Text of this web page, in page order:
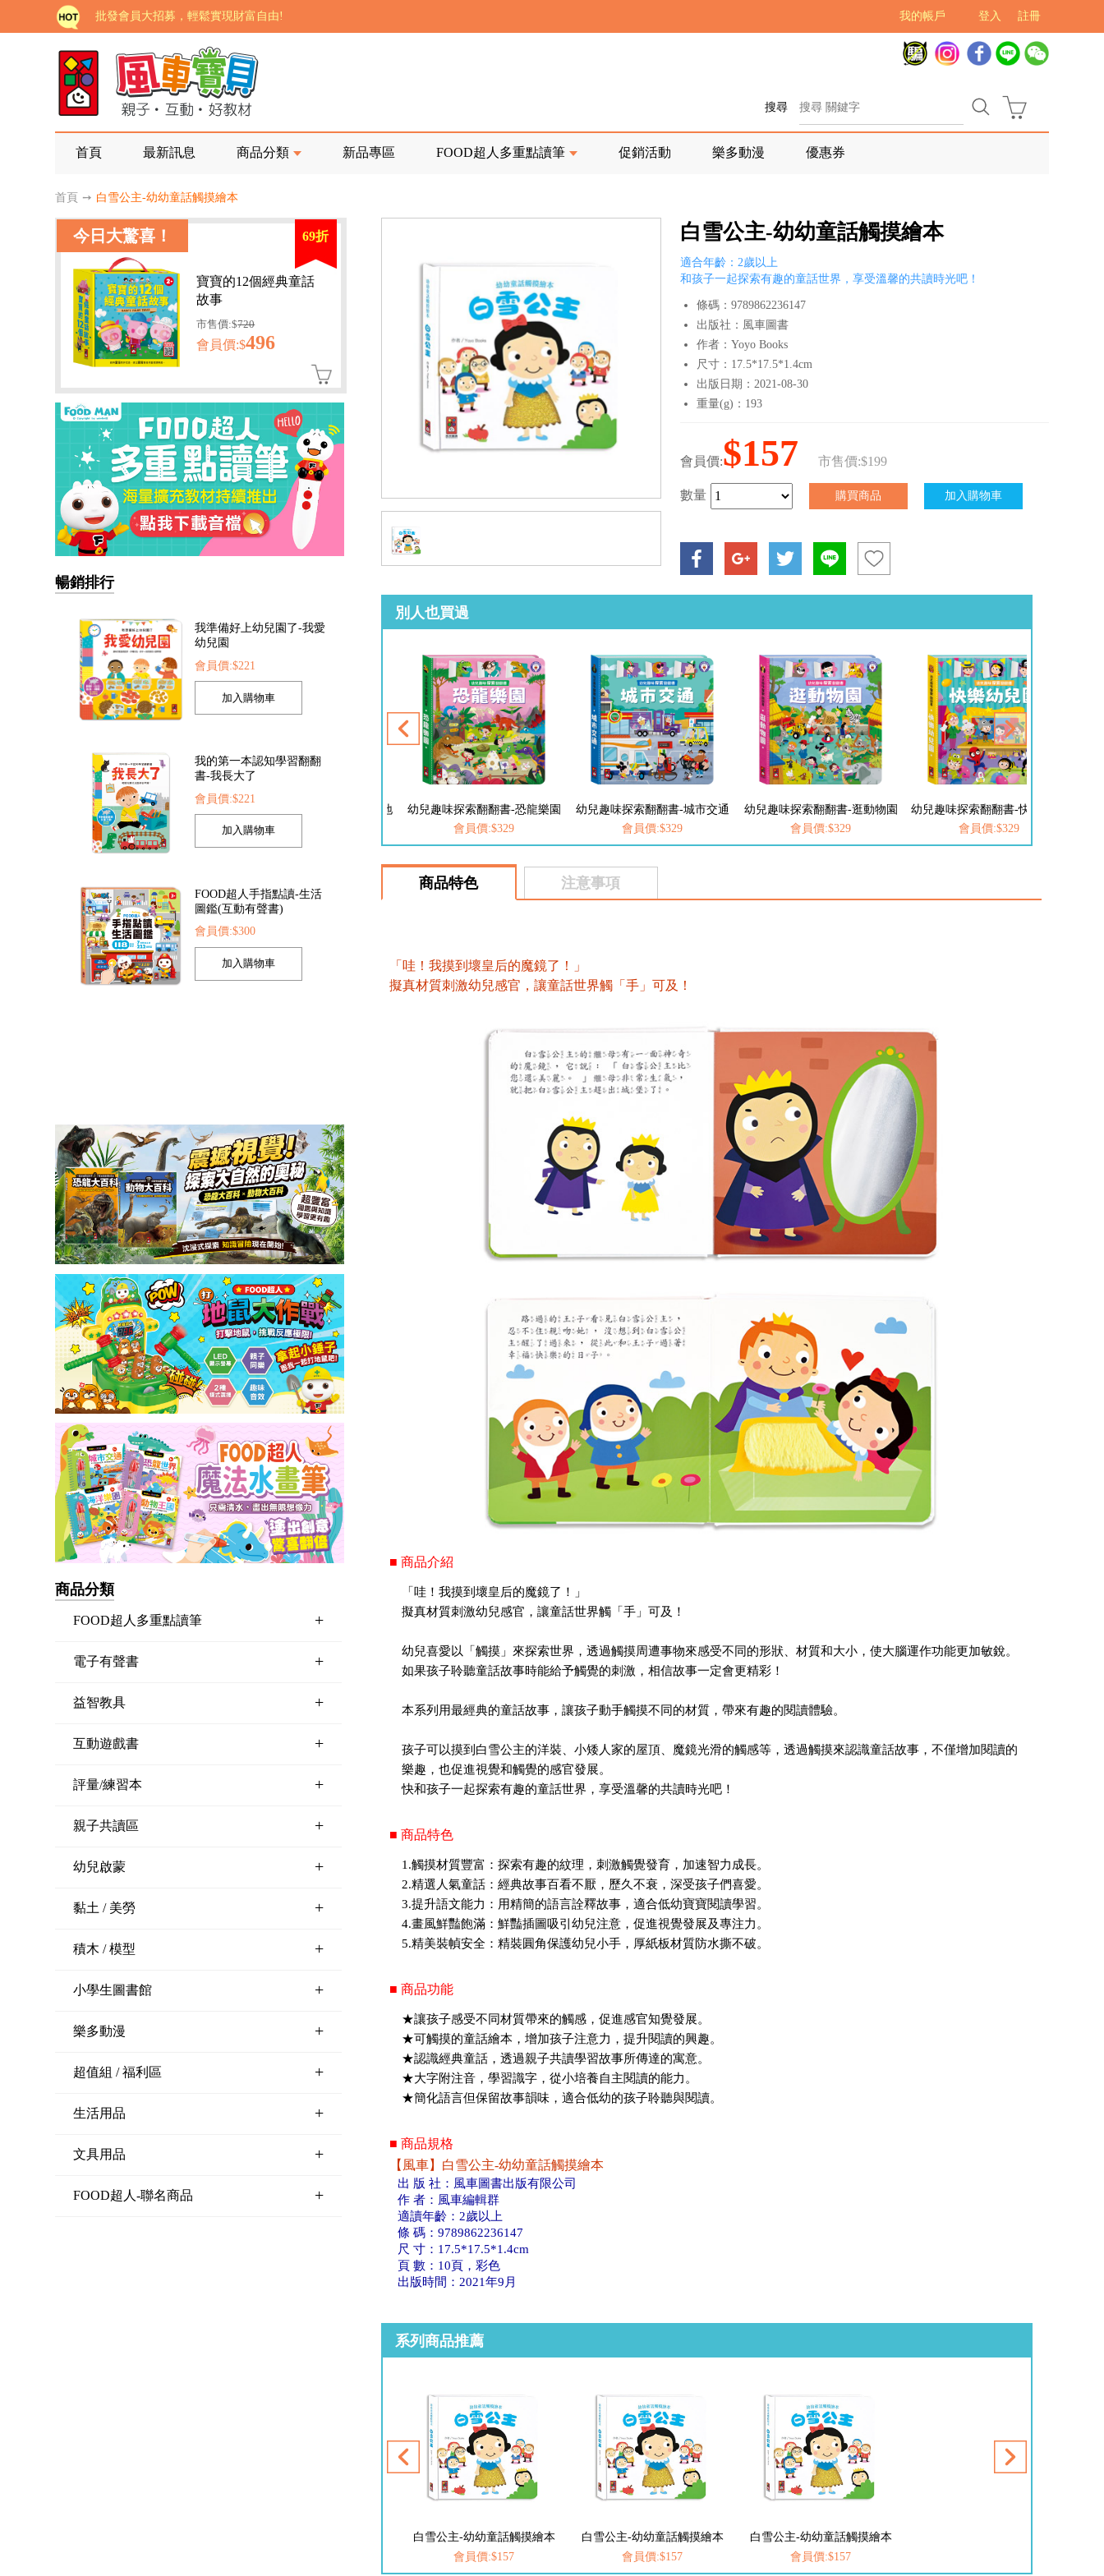
註冊
登入
我的帳戶
批發會員大招募，輕鬆實現財富自由!
如需更改或重開發票 需在訂單成立三天內通知客服 寄回發票需附上回郵郵票
老師您好!!幼教會員火熱招募中~
海外購物免煩惱！點我查看『海外購物流程說明』
家長樂了!「風車書版集團暨FOOD超人企業總部」目前正興建中!
老師您好!!幼教會員火熱招募中~
海外購物免煩惱！點我查看『海外購物流程說明』
搜尋
首頁 最新訊息 商品分類 新品專區 FOOD超人多重點讀筆 促銷活動 樂多動漫 優惠券
首頁 ➙ 白雪公主-幼幼童話觸摸繪本
今日大驚喜！ 69折
寶寶的12個經典童話
故事
市售價:$720
會員價:$496
暢銷排行
幼兒園
書-我長大了
圖鑑(互動有聲書)
商品分類
FOOD超人多重點讀筆 +
電子有聲書 +
益智教具 +
互動遊戲書 +
評量/練習本 +
親子共讀區 +
幼兒啟蒙 +
黏土 / 美勞 +
積木 / 模型 +
小學生圖書館 +
樂多動漫 +
超值組 / 福利區 +
生活用品 +
文具用品 +
FOOD超人-聯名商品 +
白雪公主-幼幼童話觸摸繪本
適合年齡：2歲以上
和孩子一起探索有趣的童話世界，享受溫馨的共讀時光吧！
條碼：9789862236147
出版社：風車圖書
作者：Yoyo Books
尺寸：17.5*17.5*1.4cm
出版日期：2021-08-30
重量(g)：193
會員價:$157 市售價:$199
數量
別人也買過
幼兒趣味探索翻翻書-奇妙動物
會員價:$329
幼兒趣味探索翻翻書-建築工地
幼兒趣味探索翻翻書-恐龍樂園
會員價:$329
幼兒趣味探索翻翻書-城市交通
會員價:$329
幼兒趣味探索翻翻書-逛動物園
會員價:$329
會員價:$329
商品特色 注意事項
「哇！我摸到壞皇后的魔鏡了！」
擬真材質刺激幼兒感官，讓童話世界觸「手」可及！
■ 商品介紹
「哇！我摸到壞皇后的魔鏡了！」
擬真材質刺激幼兒感官，讓童話世界觸「手」可及！
幼兒喜愛以「觸摸」來探索世界，透過觸摸周遭事物來感受不同的形狀、材質和大小，使大腦運作功能更加敏銳。
如果孩子聆聽童話故事時能給予觸覺的刺激，相信故事一定會更精彩！
本系列用最經典的童話故事，讓孩子動手觸摸不同的材質，帶來有趣的閱讀體驗。
孩子可以摸到白雪公主的洋裝、小矮人家的屋頂、魔鏡光滑的觸感等，透過觸摸來認識童話故事，不僅增加閱讀的
樂趣，也促進視覺和觸覺的感官發展。
快和孩子一起探索有趣的童話世界，享受溫馨的共讀時光吧！
■ 商品特色
1.觸摸材質豐富：探索有趣的紋理，刺激觸覺發育，加速智力成長。
2.精選人氣童話：經典故事百看不厭，歷久不衰，深受孩子們喜愛。
3.提升語文能力：用精簡的語言詮釋故事，適合低幼寶寶閱讀學習。
4.畫風鮮豔飽滿：鮮豔插圖吸引幼兒注意，促進視覺發展及專注力。
5.精美裝幀安全：精裝圓角保護幼兒小手，厚紙板材質防水撕不破。
■ 商品功能
★讓孩子感受不同材質帶來的觸感，促進感官知覺發展。
★可觸摸的童話繪本，增加孩子注意力，提升閱讀的興趣。
★認識經典童話，透過親子共讀學習故事所傳達的寓意。
★大字附注音，學習識字，從小培養自主閱讀的能力。
★簡化語言但保留故事韻味，適合低幼的孩子聆聽與閱讀。
■ 商品規格
【風車】白雪公主-幼幼童話觸摸繪本
出 版 社：風車圖書出版有限公司
作 者：風車編輯群
適讀年齡：2歲以上
條 碼：9789862236147
尺 寸：17.5*17.5*1.4cm
頁 數：10頁，彩色
出版時間：2021年9月
系列商品推薦
白雪公主-幼幼童話觸摸繪本
會員價:$157
白雪公主-幼幼童話觸摸繪本
會員價:$157
白雪公主-幼幼童話觸摸繪本
會員價:$157